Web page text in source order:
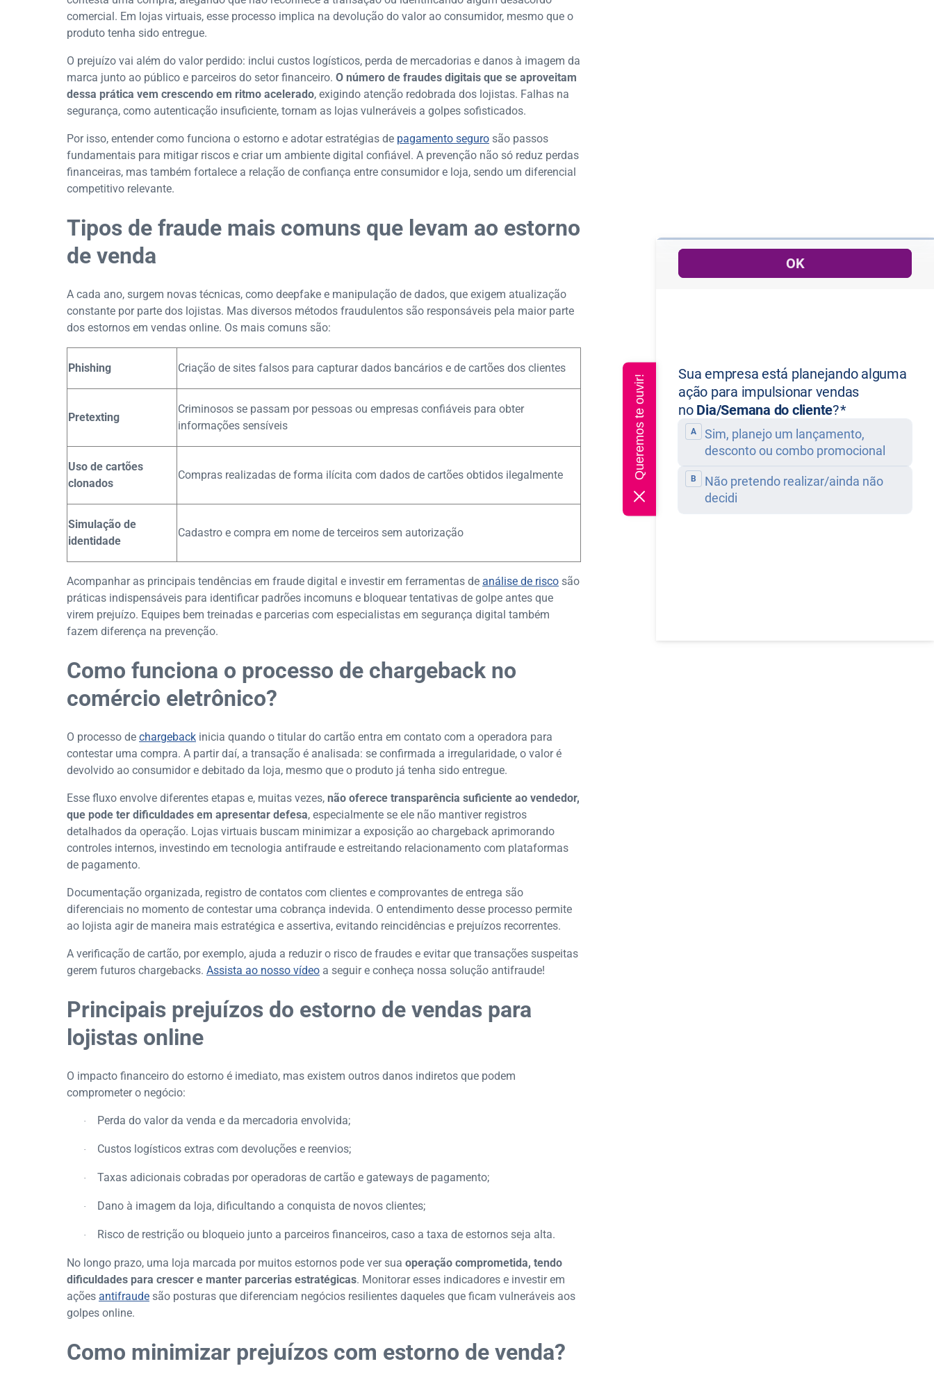
comercial. Em lojas virtuais, esse processo implica na devolução do valor ao consumidor, mesmo que o
produto tenha sido entregue.
O prejuízo vai além do valor perdido: inclui custos logísticos, perda de mercadorias e danos à imagem da
marca junto ao público e parceiros do setor financeiro. O número de fraudes digitais que se aproveitam
dessa prática vem crescendo em ritmo acelerado, exigindo atenção redobrada dos lojistas. Falhas na
segurança, como autenticação insuficiente, tornam as lojas vulneráveis a golpes sofisticados.
Por isso, entender como funciona o estorno e adotar estratégias de pagamento seguro são passos
fundamentais para mitigar riscos e criar um ambiente digital confiável. A prevenção não só reduz perdas
financeiras, mas também fortalece a relação de confiança entre consumidor e loja, sendo um diferencial
competitivo relevante.
Tipos de fraude mais comuns que levam ao estorno
de venda
A cada ano, surgem novas técnicas, como deepfake e manipulação de dados, que exigem atualização
constante por parte dos lojistas. Mas diversos métodos fraudulentos são responsáveis pela maior parte
dos estornos em vendas online. Os mais comuns são:
Phishing Criação de sites falsos para capturar dados bancários e de cartões dos clientes
Pretexting
Criminosos se passam por pessoas ou empresas confiáveis para obter
informações sensíveis
Uso de cartões
clonados
Compras realizadas de forma ilícita com dados de cartões obtidos ilegalmente
Simulação de
identidade
Cadastro e compra em nome de terceiros sem autorização
Acompanhar as principais tendências em fraude digital e investir em ferramentas de análise de risco são
práticas indispensáveis para identificar padrões incomuns e bloquear tentativas de golpe antes que
virem prejuízo. Equipes bem treinadas e parcerias com especialistas em segurança digital também
fazem diferença na prevenção.
Como funciona o processo de chargeback no
comércio eletrônico?
O processo de chargeback inicia quando o titular do cartão entra em contato com a operadora para
contestar uma compra. A partir daí, a transação é analisada: se confirmada a irregularidade, o valor é
devolvido ao consumidor e debitado da loja, mesmo que o produto já tenha sido entregue.
Esse fluxo envolve diferentes etapas e, muitas vezes, não oferece transparência suficiente ao vendedor,
que pode ter dificuldades em apresentar defesa, especialmente se ele não mantiver registros
detalhados da operação. Lojas virtuais buscam minimizar a exposição ao chargeback aprimorando
controles internos, investindo em tecnologia antifraude e estreitando relacionamento com plataformas
de pagamento.
Documentação organizada, registro de contatos com clientes e comprovantes de entrega são
diferenciais no momento de contestar uma cobrança indevida. O entendimento desse processo permite
ao lojista agir de maneira mais estratégica e assertiva, evitando reincidências e prejuízos recorrentes.
A verificação de cartão, por exemplo, ajuda a reduzir o risco de fraudes e evitar que transações suspeitas
gerem futuros chargebacks. Assista ao nosso vídeo a seguir e conheça nossa solução antifraude!
Principais prejuízos do estorno de vendas para
lojistas online
O impacto financeiro do estorno é imediato, mas existem outros danos indiretos que podem
comprometer o negócio:
· Perda do valor da venda e da mercadoria envolvida;
· Custos logísticos extras com devoluções e reenvios;
· Taxas adicionais cobradas por operadoras de cartão e gateways de pagamento;
· Dano à imagem da loja, dificultando a conquista de novos clientes;
· Risco de restrição ou bloqueio junto a parceiros financeiros, caso a taxa de estornos seja alta.
No longo prazo, uma loja marcada por muitos estornos pode ver sua operação comprometida, tendo
dificuldades para crescer e manter parcerias estratégicas. Monitorar esses indicadores e investir em
ações antifraude são posturas que diferenciam negócios resilientes daqueles que ficam vulneráveis aos
golpes online.
Como minimizar prejuízos com estorno de venda?
Queremos te ouvir!